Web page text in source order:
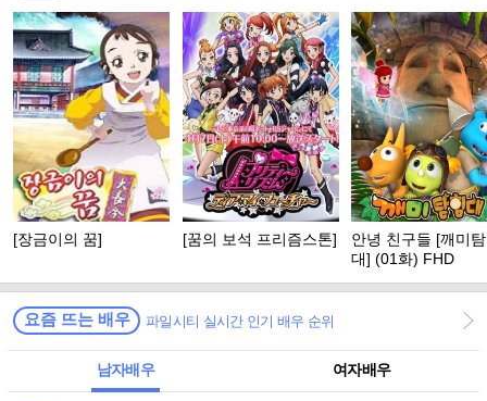
[장금이의 꿈] [꿈의 보석 프리즘스톤]
안녕 친구들 [깨미
대] (01화) FHD
요즘 뜨는 배우 파일시티 실시간 인기 배우 순위
남자배우 여자배우